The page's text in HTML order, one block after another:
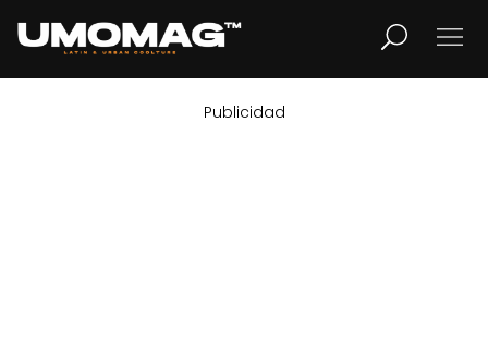
LIFESTYLE
Publicidad